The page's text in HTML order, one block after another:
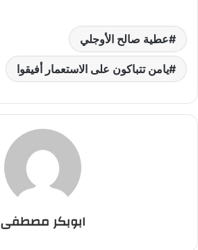
عطية صالح الأوجلي
يامن تتباكون على الاستعمار أفيقوا
ابوبكر مصطفى